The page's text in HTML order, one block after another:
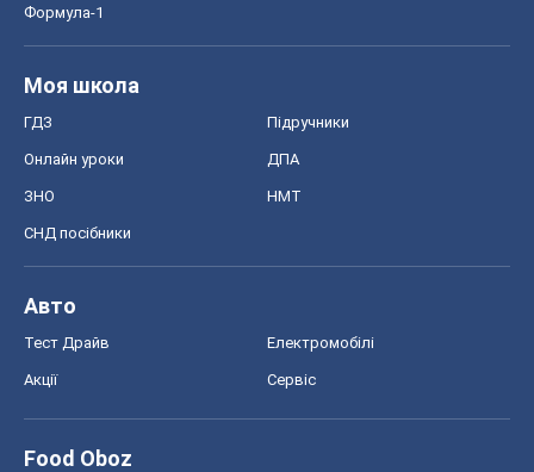
Формула-1
Моя школа
ГДЗ Підручники
Онлайн уроки ДПА
ЗНО НМТ
СНД посібники
Авто
Тест Драйв Електромобілі
Акції Сервіс
Food Oboz